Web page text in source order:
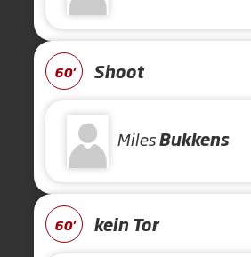
60' Shoot
MilesBukkens
60' kein Tor